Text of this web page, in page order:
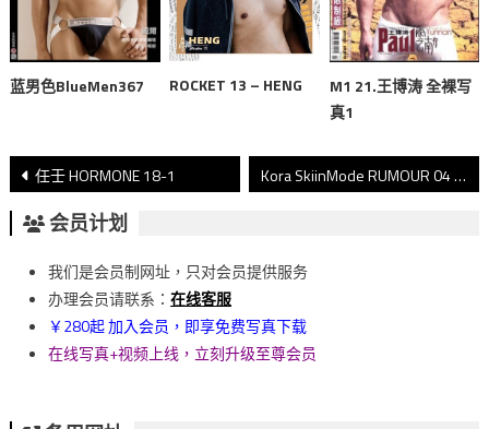
蓝男色BlueMen367 ROCKET 13 – HENG
M1 21.王博涛 全裸写
真1
文
章
導
覽
任壬 HORMONE 18-1 Kora SkiinMode RUMOUR 04 CH2
会员计划
我们是会员制网址，只对会员提供服务
办理会员请联系： 在线客服
￥280起 加入会员，即享免费写真下载
在线写真+视频上线，立刻升级至尊会员